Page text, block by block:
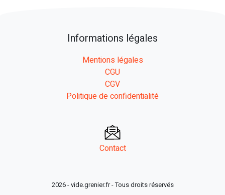
Informations légales
Mentions légales
CGU
CGV
Politique de confidentialité
Contact
2026 - vide.grenier.fr - Tous droits réservés